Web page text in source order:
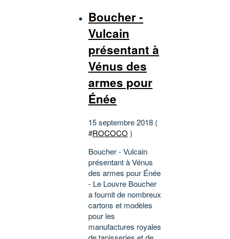
Boucher -
Vulcain
présentant à
Vénus des
armes pour
Énée
15 septembre 2018 (
#ROCOCO )
Boucher - Vulcain
présentant à Vénus
des armes pour Énée
- Le Louvre Boucher
a fournit de nombreux
cartons et modèles
pour les
manufactures royales